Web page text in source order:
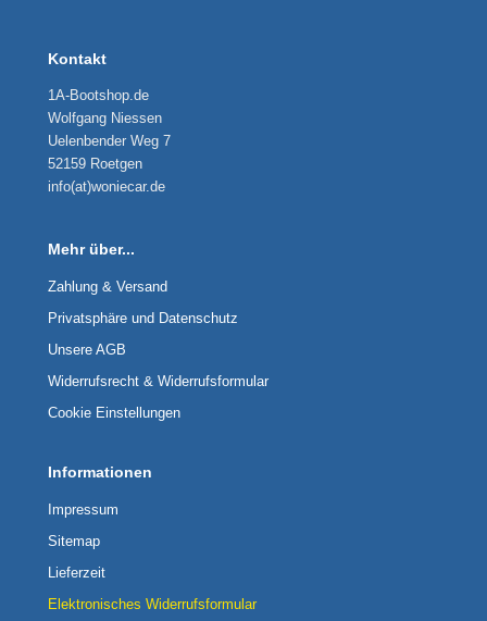
Kontakt
1A-Bootshop.de
Wolfgang Niessen
Uelenbender Weg 7
52159 Roetgen
info(at)woniecar.de
Mehr über...
Zahlung & Versand
Privatsphäre und Datenschutz
Unsere AGB
Widerrufsrecht & Widerrufsformular
Cookie Einstellungen
Informationen
Impressum
Sitemap
Lieferzeit
Elektronisches Widerrufsformular